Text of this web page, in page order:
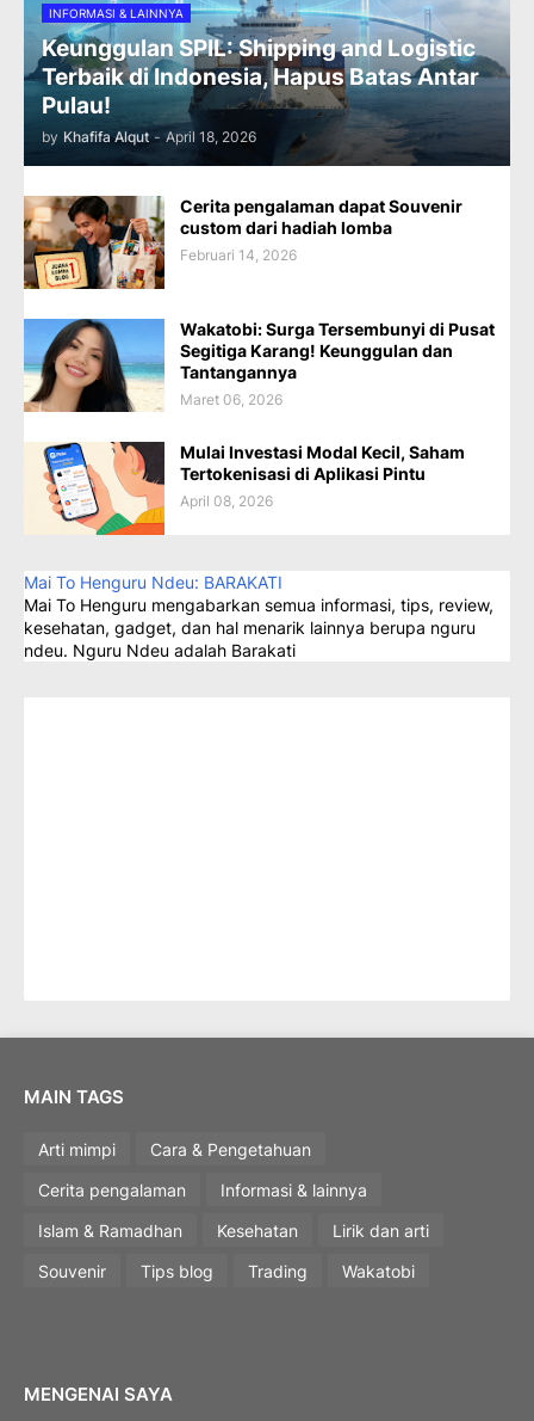
INFORMASI & LAINNYA
Keunggulan SPIL: Shipping and Logistic
Terbaik di Indonesia, Hapus Batas Antar
Pulau!
by Khafifa Alqut - April 18, 2026
Cerita pengalaman dapat Souvenir
custom dari hadiah lomba
Februari 14, 2026
Wakatobi: Surga Tersembunyi di Pusat
Segitiga Karang! Keunggulan dan
Tantangannya
Maret 06, 2026
Mulai Investasi Modal Kecil, Saham
Tertokenisasi di Aplikasi Pintu
April 08, 2026
Mai To Henguru Ndeu: BARAKATI
Mai To Henguru mengabarkan semua informasi, tips, review,
kesehatan, gadget, dan hal menarik lainnya berupa nguru
ndeu. Nguru Ndeu adalah Barakati
MAIN TAGS
Arti mimpi
Cara & Pengetahuan
Cerita pengalaman
Informasi & lainnya
Islam & Ramadhan
Kesehatan
Lirik dan arti
Souvenir
Tips blog Trading Wakatobi
MENGENAI SAYA